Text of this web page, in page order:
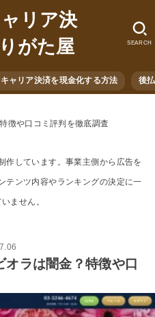
リア決
がた屋
ャリア決済を現金化する方法 後
SEARCH
徴や口コミ評判を徹底調査
しています。事業主側から広告を
テンツ内容やランキングの決定に一
ません。
オラは闇金？特徴や口